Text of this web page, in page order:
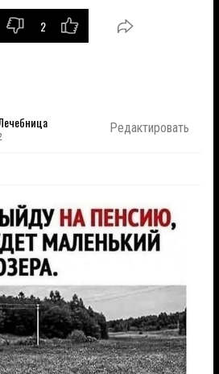
2
Редактировать